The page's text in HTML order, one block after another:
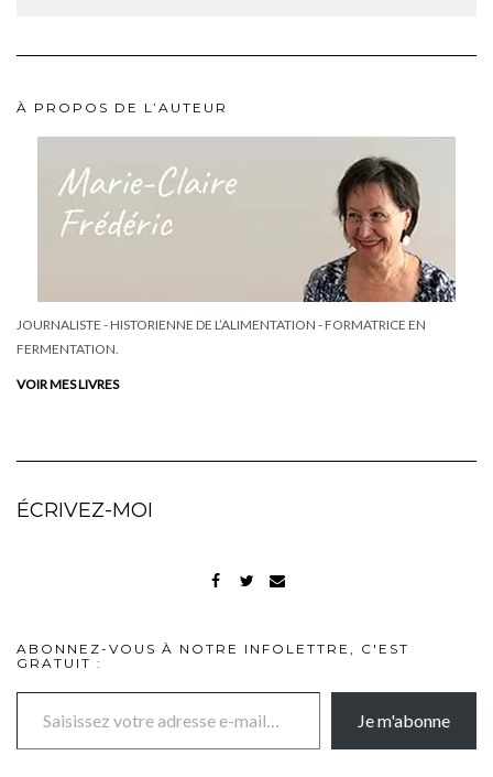
À PROPOS DE L’AUTEUR
JOURNALISTE - HISTORIENNE DE L’ALIMENTATION - FORMATRICE EN
FERMENTATION.
VOIR MES LIVRES
ÉCRIVEZ-MOI
ABONNEZ-VOUS À NOTRE INFOLETTRE, C'EST
GRATUIT :
Saisissez votre adresse e-mail…
Je m'abonne